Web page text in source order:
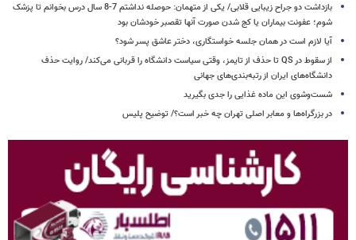
بازداشت دو جراح زیبایی قلابی/ یکی از متهمان: حوصله نداشتم 7-8 سال درس بخوانم تا پزشک
شوم؛ عفونت بیماران یا کج شدن صورت آنها تقصبر خودشان بود
آیا لازم است در همان جلسه خواستگاری، دختر عاشق پسر شود؟
از سقوط در QS تا حذف از تایمز، وقتی سیاست دانشگاه را قربانی می‌کند/ روایت حذف
دانشگاه‌های ایران از رتبه‌بندی‌های جهانی
شست‌وشوی این ماده غذایی را جدی بگیرید
در بزرگراه‌ها و معابر اصلی تهران چه خبر است؟/ توضیح پلیس